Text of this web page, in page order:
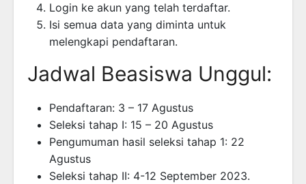
Login ke akun yang telah terdaftar.
Isi semua data yang diminta untuk
melengkapi pendaftaran.
Jadwal Beasiswa Unggul:
Pendaftaran: 3 – 17 Agustus
Seleksi tahap I: 15 – 20 Agustus
Pengumuman hasil seleksi tahap 1: 22
Agustus
Seleksi tahap II: 4-12 September 2023.